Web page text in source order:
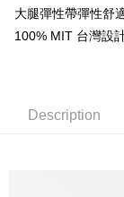
NT$60/order |
【 7-11 比較慢 】
NT$60/order |
大腿彈性帶彈性舒
100% MIT 台灣設
Description